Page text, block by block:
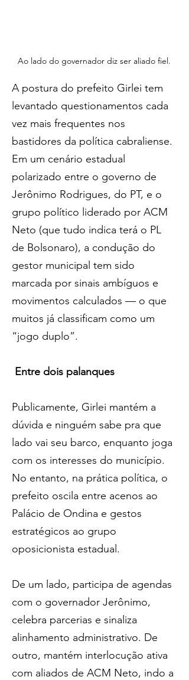
Ao lado do governador diz ser aliado fiel.
A postura do prefeito Girlei tem
levantado questionamentos cada
vez mais frequentes nos
bastidores da política cabraliense.
Em um cenário estadual
polarizado entre o governo de
Jerônimo Rodrigues, do PT, e o
grupo político liderado por ACM
Neto (que tudo indica terá o PL
de Bolsonaro), a condução do
gestor municipal tem sido
marcada por sinais ambíguos e
movimentos calculados — o que
muitos já classificam como um
“jogo duplo”.
Entre dois palanques
Publicamente, Girlei mantém a
dúvida e ninguém sabe pra que
lado vai seu barco, enquanto joga
com os interesses do município.
No entanto, na prática política, o
prefeito oscila entre acenos ao
Palácio de Ondina e gestos
estratégicos ao grupo
oposicionista estadual.
De um lado, participa de agendas
com o governador Jerônimo,
celebra parcerias e sinaliza
alinhamento administrativo. De
outro, mantém interlocução ativa
com aliados de ACM Neto, indo a